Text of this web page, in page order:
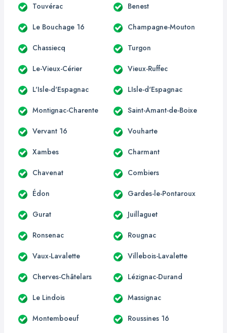
Touvérac Benest
Le Bouchage 16 Champagne-Mouton
Chassiecq Turgon
Le-Vieux-Cérier Vieux-Ruffec
L'Isle-d'Espagnac LIsle-d'Espagnac
Montignac-Charente Saint-Amant-de-Boixe
Vervant 16 Vouharte
Xambes Charmant
Chavenat Combiers
Édon Gardes-le-Pontaroux
Gurat Juillaguet
Ronsenac Rougnac
Vaux-Lavalette Villebois-Lavalette
Cherves-Châtelars Lézignac-Durand
Le Lindois Massignac
Montemboeuf Roussines 16